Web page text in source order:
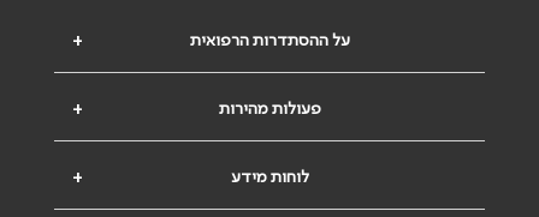
+ על ההסתדרות הרפואית
+ פעולות מהירות
+ לוחות מידע